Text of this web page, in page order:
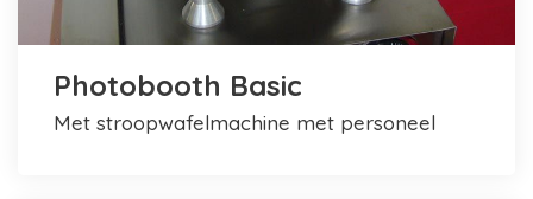
Photobooth Basic
met stroopwafelmachine met personeel